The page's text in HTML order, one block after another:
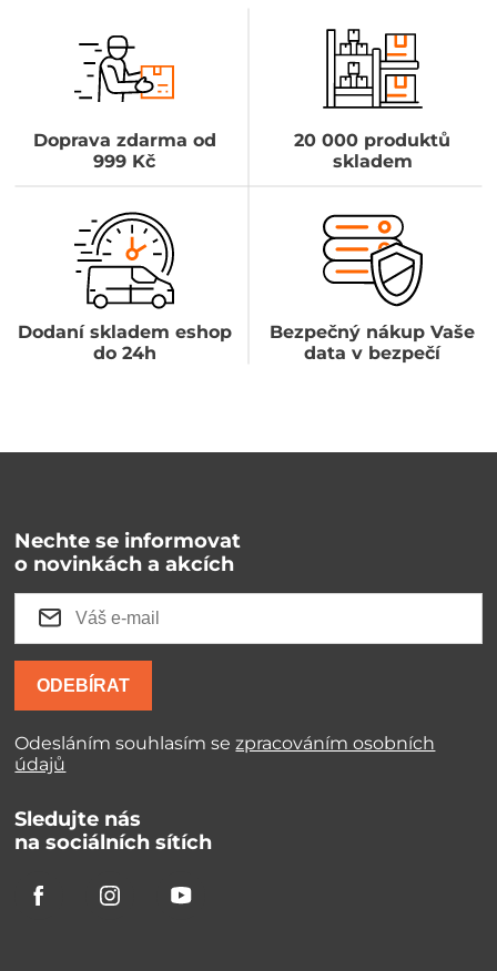
Doprava zdarma od
999 Kč
20 000 produktů
skladem
Dodaní skladem eshop
do 24h
Bezpečný nákup Vaše
data v bezpečí
Nechte se informovat
o novinkách a akcích
ODEBÍRAT
Odesláním souhlasím sezpracováním osobních
údajů
Sledujte nás
na sociálních sítích